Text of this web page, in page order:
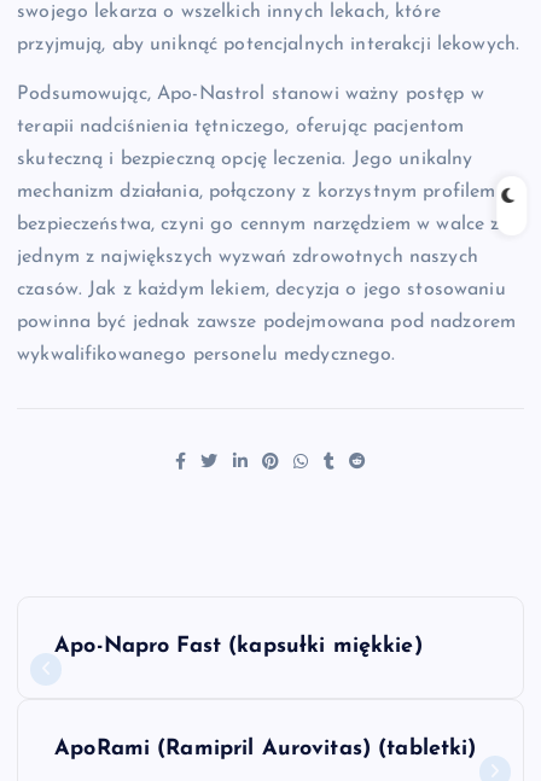
swojego lekarza o wszelkich innych lekach, które
przyjmują, aby uniknąć potencjalnych interakcji lekowych.
Podsumowując, Apo-Nastrol stanowi ważny postęp w
terapii nadciśnienia tętniczego, oferując pacjentom
skuteczną i bezpieczną opcję leczenia. Jego unikalny
mechanizm działania, połączony z korzystnym profilem
bezpieczeństwa, czyni go cennym narzędziem w walce z
jednym z największych wyzwań zdrowotnych naszych
czasów. Jak z każdym lekiem, decyzja o jego stosowaniu
powinna być jednak zawsze podejmowana pod nadzorem
wykwalifikowanego personelu medycznego.
a
Apo-Napro Fast (kapsułki miękkie)
ApoRami (Ramipril Aurovitas) (tabletki)